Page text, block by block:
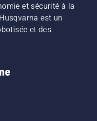
et sécurité à la
est un
et des